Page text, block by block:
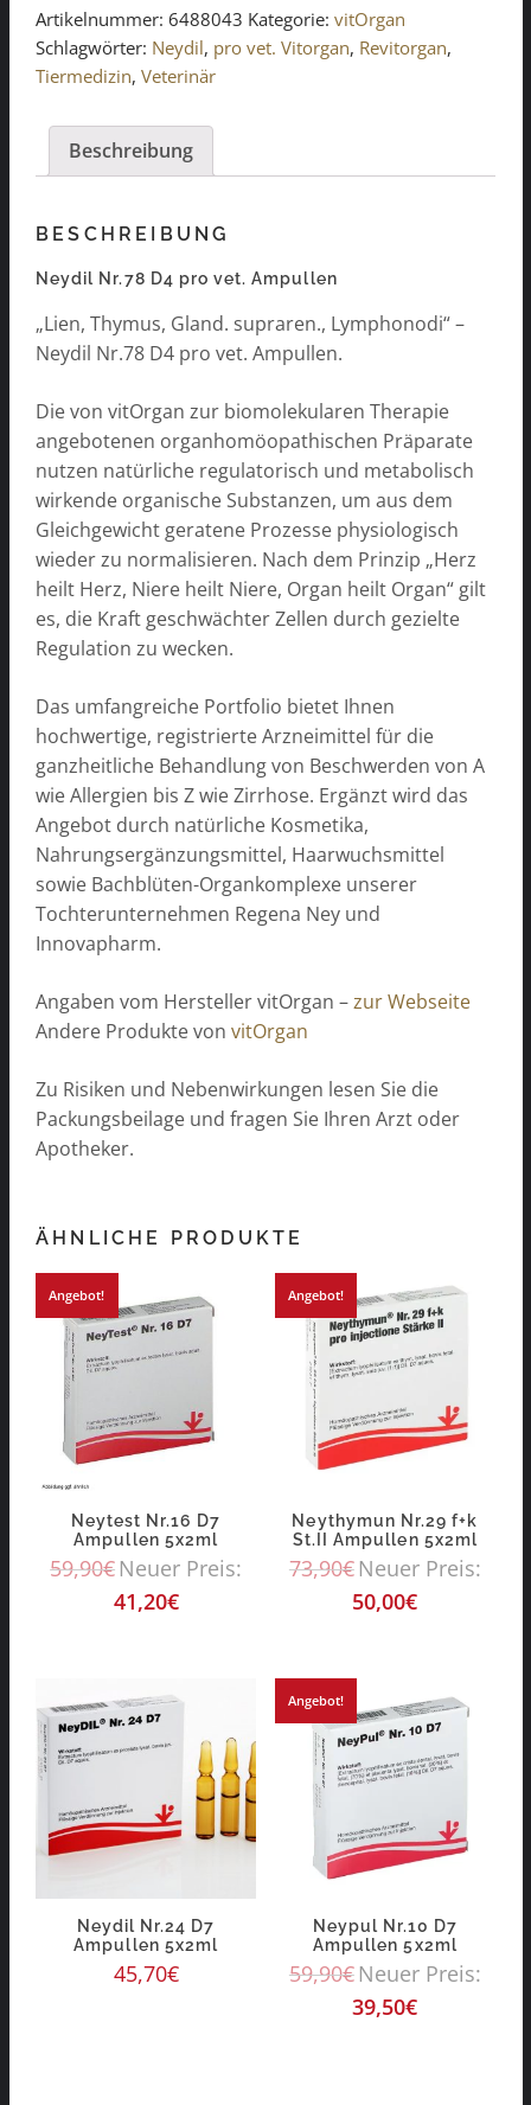
vet.
Ampullen
5x2ml
Artikelnummer: 6488043 Kategorie: vitOrgan
Schlagwörter: Neydil, pro vet. Vitorgan, Revitorgan,
Tiermedizin, Veterinär
Beschreibung
BESCHREIBUNG
Neydil Nr.78 D4 pro vet. Ampullen
„Lien, Thymus, Gland. supraren., Lymphonodi“ –
Neydil Nr.78 D4 pro vet. Ampullen.
Die von vitOrgan zur biomolekularen Therapie
angebotenen organhomöopathischen Präparate
nutzen natürliche regulatorisch und metabolisch
wirkende organische Substanzen, um aus dem
Gleichgewicht geratene Prozesse physiologisch
wieder zu normalisieren. Nach dem Prinzip „Herz
heilt Herz, Niere heilt Niere, Organ heilt Organ“ gilt
es, die Kraft geschwächter Zellen durch gezielte
Regulation zu wecken.
Das umfangreiche Portfolio bietet Ihnen
hochwertige, registrierte Arzneimittel für die
ganzheitliche Behandlung von Beschwerden von A
wie Allergien bis Z wie Zirrhose. Ergänzt wird das
Angebot durch natürliche Kosmetika,
Nahrungsergänzungsmittel, Haarwuchsmittel
sowie Bachblüten-Organkomplexe unserer
Tochterunternehmen Regena Ney und
Innovapharm.
Angaben vom Hersteller vitOrgan –zur Webseite
Andere Produkte von vitOrgan
Zu Risiken und Nebenwirkungen lesen Sie die
Packungsbeilage und fragen Sie Ihren Arzt oder
Apotheker.
ÄHNLICHE PRODUKTE
Angebot!
Neytest Nr.16 D7
Ampullen 5x2ml
59,90€Neuer Preis:
41,20€
Angebot!
Neythymun Nr.29 f+k
St.II Ampullen 5x2ml
73,90€Neuer Preis:
50,00€
Neydil Nr.24 D7
Ampullen 5x2ml
45,70€
Angebot!
Neypul Nr.10 D7
Ampullen 5x2ml
59,90€Neuer Preis:
39,50€